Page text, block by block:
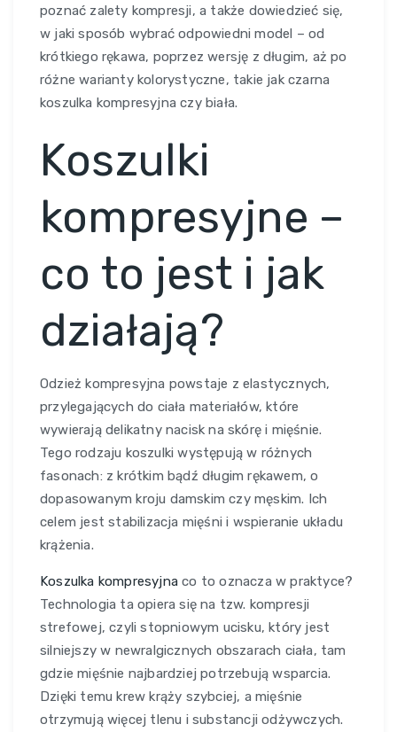
poznać zalety kompresji, a także dowiedzieć się,
w jaki sposób wybrać odpowiedni model – od
krótkiego rękawa, poprzez wersję z długim, aż po
różne warianty kolorystyczne, takie jak czarna
koszulka kompresyjna czy biała.
Koszulki
kompresyjne –
co to jest i jak
działają?
Odzież kompresyjna powstaje z elastycznych,
przylegających do ciała materiałów, które
wywierają delikatny nacisk na skórę i mięśnie.
Tego rodzaju koszulki występują w różnych
fasonach: z krótkim bądź długim rękawem, o
dopasowanym kroju damskim czy męskim. Ich
celem jest stabilizacja mięśni i wspieranie układu
krążenia.
Koszulka kompresyjna co to oznacza w praktyce?
Technologia ta opiera się na tzw. kompresji
strefowej, czyli stopniowym ucisku, który jest
silniejszy w newralgicznych obszarach ciała, tam
gdzie mięśnie najbardziej potrzebują wsparcia.
Dzięki temu krew krąży szybciej, a mięśnie
otrzymują więcej tlenu i substancji odżywczych.